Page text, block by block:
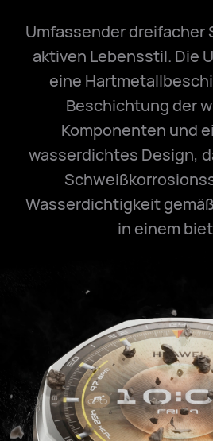
Umfassender dreifacher
aktiven Lebensstil. Die
eine
Beschichtung der
Komponenten und
wasserdichtes Design,
Wasserdichtigkeit
in einem